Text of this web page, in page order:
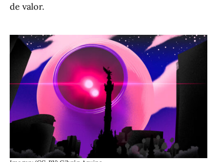
de valor.